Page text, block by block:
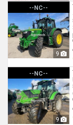
--NC--
9
John Deere 6130 M
--NC--
9
Deutz-Fahr 6165 RC